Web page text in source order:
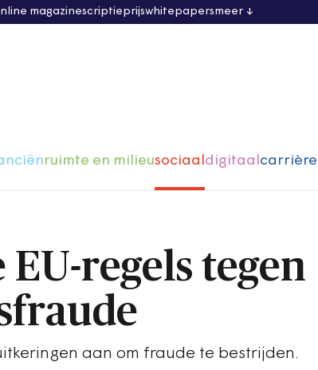
magazinescriptieprijswhitepapersmeer
ruimte en milieusociaaldigitaalcarrière
EU-regels tegen
aan om fraude te bestrijden.